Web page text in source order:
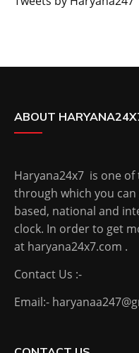
ABOUT
Haryana24x7 is one
through which you
based, national and
clock. In order to get
at haryana24x7.com .
Contact Us :-
Email:-